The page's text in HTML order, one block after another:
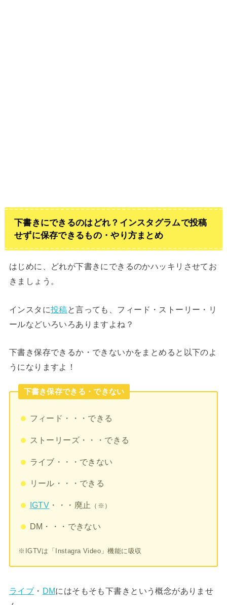
下書きにできるのはどれ？インスタグラムで投稿
せずに保存できるもの・やり方まとめ
はじめに、どれが下書きにできるのかハッキリさせてお
きましょう。
インスタに投稿と言っても、フィード・ストーリー・リ
ールなどいろいろありますよね？
下書き保存できるか・できないかをまとめると以下のよ
うになりますよ！
下書き保存できる・できない
フィード・・・できる
ストーリーズ・・・できる
ライブ・・・できない
リール・・・できる
IGTV ・・・廃止 （※）
DM・・・できない
※IGTVは「Instagra Video」機能に吸収
ライブ ・ DMにはそもそも下書きという概念がありませ